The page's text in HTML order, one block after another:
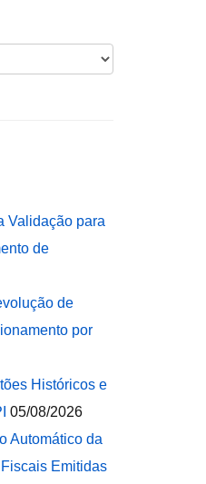
Validação para
de
de
por
Históricos e
05/08/2026
Automático da
Emitidas